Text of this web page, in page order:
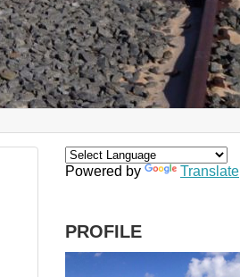
Powered by Translate
PROFILE